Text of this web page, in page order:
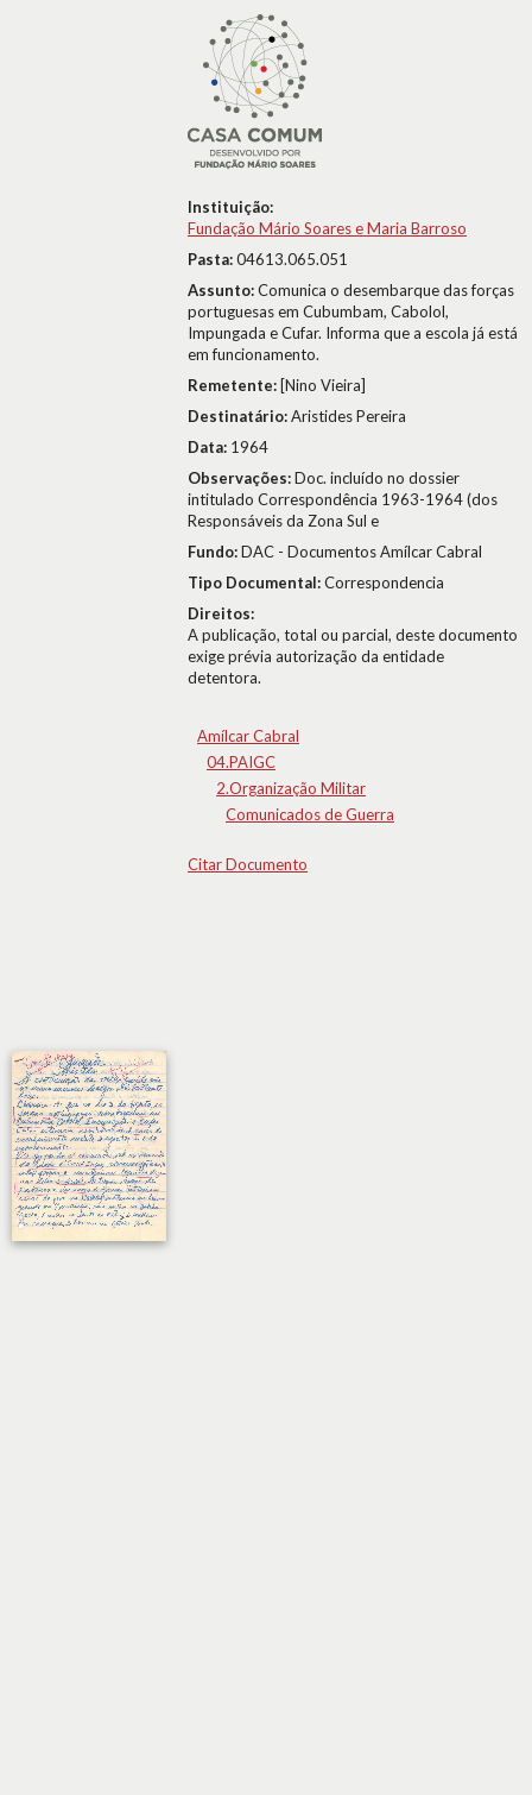
Instituição:
Fundação Mário Soares e Maria Barroso
Pasta:04613.065.051
Assunto:Comunica o desembarque das forças
portuguesas em Cubumbam, Cabolol,
Impungada e Cufar. Informa que a escola já está
em funcionamento.
Remetente: [Nino Vieira]
Destinatário:Aristides Pereira
Data: 1964
Observações:Doc. incluído no dossier
intitulado Correspondência 1963-1964 (dos
Responsáveis da Zona Sul e
Fundo:DAC - Documentos Amílcar Cabral
Tipo Documental:Correspondencia
Direitos:
A publicação, total ou parcial, deste documento
exige prévia autorização da entidade
detentora.
Amílcar Cabral
04.PAIGC
2.Organização Militar
Comunicados de Guerra
Citar Documento